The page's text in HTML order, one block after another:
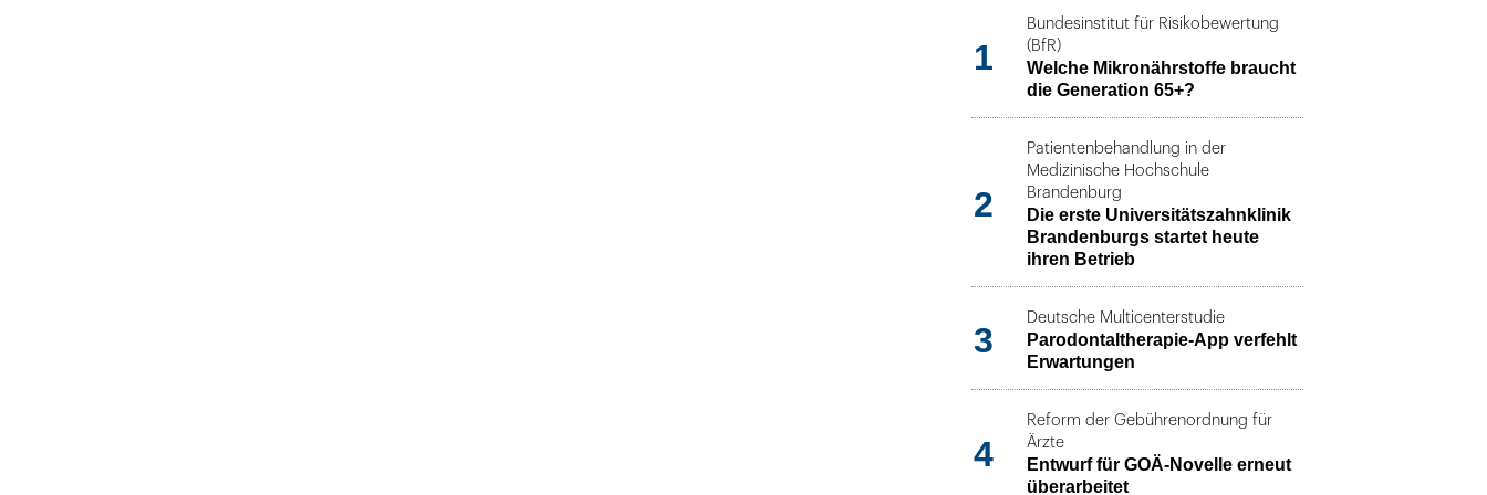
1
Bundesinstitut für Risikobewertung
(BfR)
Welche Mikronährstoffe braucht
die Generation 65+?
2
Patientenbehandlung in der
Medizinische Hochschule
Brandenburg
Die erste Universitätszahnklinik
Brandenburgs startet heute
ihren Betrieb
3
Deutsche Multicenterstudie
Parodontaltherapie-App verfehlt
Erwartungen
4
Reform der Gebührenordnung für
Ärzte
Entwurf für GOÄ-Novelle erneut
überarbeitet